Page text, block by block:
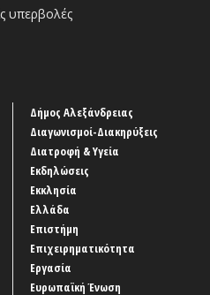
υπερβολές
Δήμος Αλεξάνδρειας
Διαγωνισμοί-Διακηρύξεις
Διατροφή & Υγεία
Εκδηλώσεις
Εκκλησία
Ελλάδα
Επιστήμη
Επιχειρηματικότητα
Εργασία
Ευρωπαϊκή Ένωση